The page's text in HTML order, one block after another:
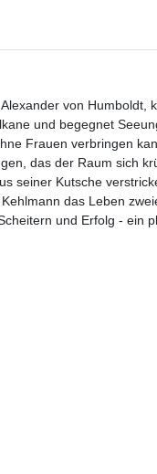
von Humboldt,
und begegnet
Frauen verbringen
das der Raum sich
seiner Kutsche
das Leben
und Erfolg - ein